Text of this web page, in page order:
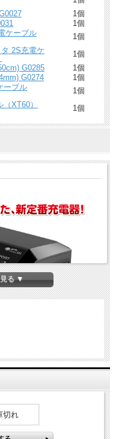
1個
1個
ケーブル
1個
2S充電ケ
1個
G0285
1個
G0274
1個
ーブル
1個
XT60）
1個
る ▼
切れ